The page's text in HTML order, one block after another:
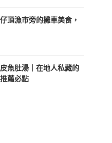
頂漁市旁的攤車美食，
魚肚湯｜在地人私藏的
薦必點